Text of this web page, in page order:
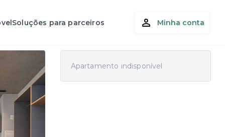
Soluções para parceiros Minha conta
Apartamento indisponível